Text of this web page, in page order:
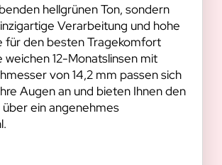
hellgrünen Ton, sondern
Verarbeitung und hohe
für den besten Tragekomfort
weichen 12-Monatslinsen mit
von 14,2 mm passen sich
Augen an und bieten Ihnen den
über ein angenehmes